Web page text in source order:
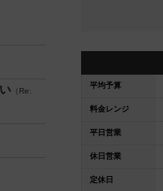
（Re:
平均予算
料金レンジ
平日営業
休日営業
定休日